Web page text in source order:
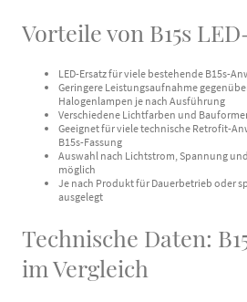
Vorteile von B15s
LED-Ersatz für viele bestehende B15s-
Geringere Leistungsaufnahme
Halogenlampen je nach Ausführung
Verschiedene Lichtfarben und
Geeignet für viele technische Retrofit-
B15s-Fassung
Auswahl nach Lichtstrom, Spannung
möglich
Je nach Produkt für Dauerbetrieb oder
ausgelegt
Technische Daten:
im Vergleich